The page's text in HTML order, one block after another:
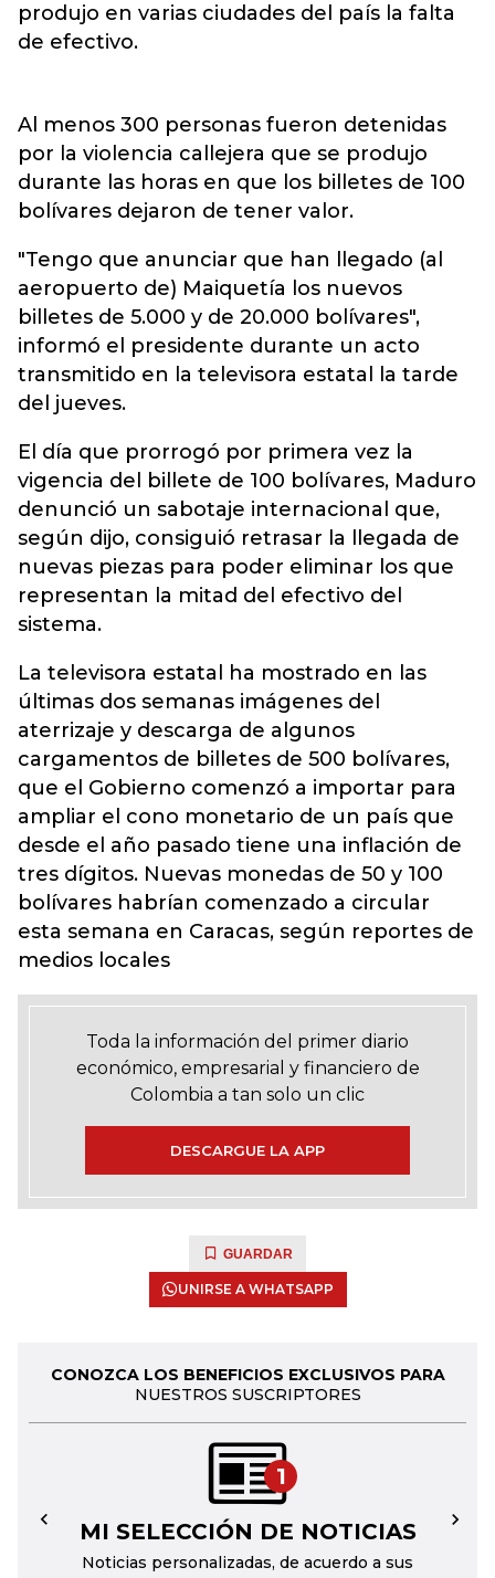
produjo en varias ciudades del país la falta
de efectivo.
Al menos 300 personas fueron detenidas
por la violencia callejera que se produjo
durante las horas en que los billetes de 100
bolívares dejaron de tener valor.
"Tengo que anunciar que han llegado (al
aeropuerto de) Maiquetía los nuevos
billetes de 5.000 y de 20.000 bolívares",
informó el presidente durante un acto
transmitido en la televisora estatal la tarde
del jueves.
El día que prorrogó por primera vez la
vigencia del billete de 100 bolívares, Maduro
denunció un sabotaje internacional que,
según dijo, consiguió retrasar la llegada de
nuevas piezas para poder eliminar los que
representan la mitad del efectivo del
sistema.
La televisora estatal ha mostrado en las
últimas dos semanas imágenes del
aterrizaje y descarga de algunos
cargamentos de billetes de 500 bolívares,
que el Gobierno comenzó a importar para
ampliar el cono monetario de un país que
desde el año pasado tiene una inflación de
tres dígitos. Nuevas monedas de 50 y 100
bolívares habrían comenzado a circular
esta semana en Caracas, según reportes de
medios locales
Toda la información del primer diario
económico, empresarial y financiero de
Colombia a tan solo un clic
DESCARGUE LA APP
GUARDAR
UNIRSE A WHATSAPP
CONOZCA LOS BENEFICIOS EXCLUSIVOS PARA
NUESTROS SUSCRIPTORES
1
MI SELECCIÓN DE NOTICIAS
Noticias personalizadas, de acuerdo a sus
← →